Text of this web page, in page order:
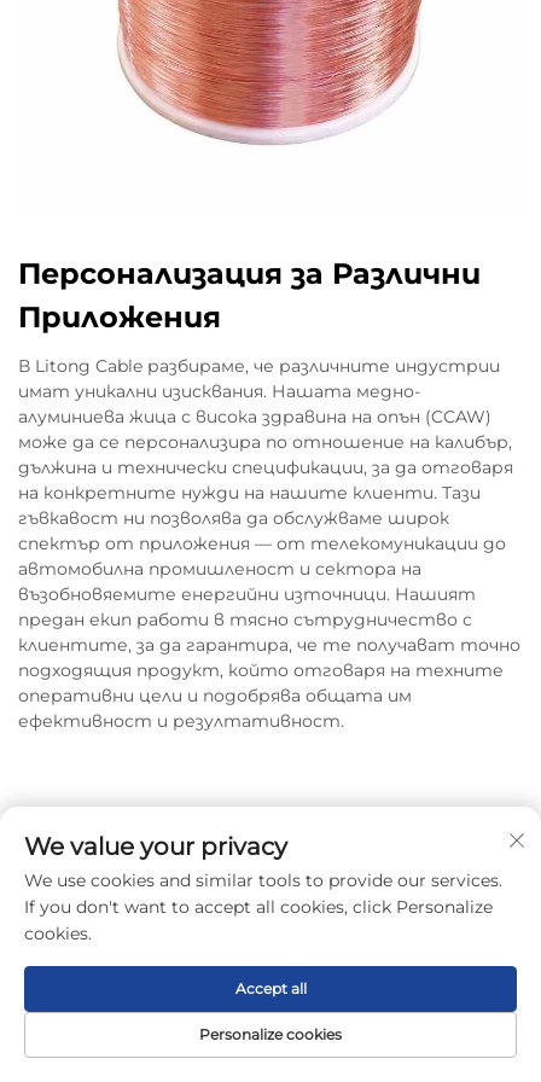
години експлоатация и при тежки
натоварвания. В резултат на това
автомобилните производители вземат
решенията си по-скоро въз основа на това
какво всъщност се случва в реални условия,
Персонализация за Различни
Приложения
В Litong Cable разбираме, че различните индустрии
имат уникални изисквания. Нашата медно-
алуминиева жица с висока здравина на опън (CCAW)
може да се персонализира по отношение на калибър,
дължина и технически спецификации, за да отговаря
на конкретните нужди на нашите клиенти. Тази
гъвкавост ни позволява да обслужваме широк
спектър от приложения — от телекомуникации до
автомобилна промишленост и сектора на
възобновяемите енергийни източници. Нашият
предан екип работи в тясно сътрудничество с
клиентите, за да гарантира, че те получават точно
подходящия продукт, който отговаря на техните
оперативни цели и подобрява общата им
ефективност и резултативност.
Консултации и подбор на
продукти
Съвети, които са подходящи за
Начална
Продукт За нас Контакти
We value your privacy
We use cookies and similar tools to provide our services.
If you don't want to accept all cookies, click Personalize
cookies.
Personalize cookies
Accept all